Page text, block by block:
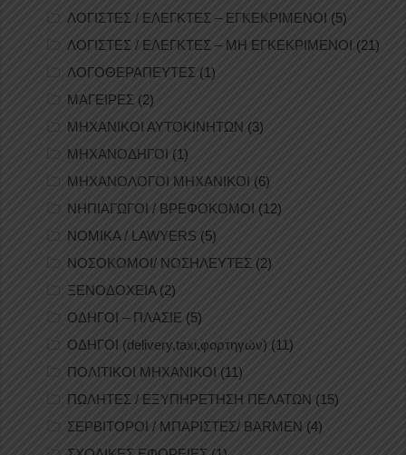
ΛΟΓΙΣΤΕΣ / ΕΛΕΓΚΤΕΣ – ΕΓΚΕΚΡΙΜΕΝΟΙ (5)
ΛΟΓΙΣΤΕΣ / ΕΛΕΓΚΤΕΣ – ΜΗ ΕΓΚΕΚΡΙΜΕΝΟΙ (21)
ΛΟΓΟΘΕΡΑΠΕΥΤΕΣ (1)
ΜΑΓΕΙΡΕΣ (2)
ΜΗΧΑΝΙΚΟΙ ΑΥΤΟΚΙΝΗΤΩΝ (3)
ΜΗΧΑΝΟΔΗΓΟΙ (1)
ΜΗΧΑΝΟΛΟΓΟΙ ΜΗΧΑΝΙΚΟΙ (6)
ΝΗΠΙΑΓΩΓΟΙ / ΒΡΕΦΟΚΟΜΟΙ (12)
ΝΟΜΙΚΑ / LAWYERS (5)
ΝΟΣΟΚΟΜΟΙ/ ΝΟΣΗΛΕΥΤΕΣ (2)
ΞΕΝΟΔΟΧΕΙΑ(2)
ΟΔΗΓΟΙ – ΠΛΑΣΙΕ (5)
ΟΔΗΓΟΙ (delivery,taxi,φορτηγών) (11)
ΠΟΛΙΤΙΚΟΙ ΜΗΧΑΝΙΚΟΙ (11)
ΠΩΛΗΤΕΣ / ΕΞΥΠΗΡΕΤΗΣΗ ΠΕΛΑΤΩΝ (15)
ΣΕΡΒΙΤΟΡΟΙ / ΜΠΑΡΙΣΤΕΣ/ BARMEN (4)